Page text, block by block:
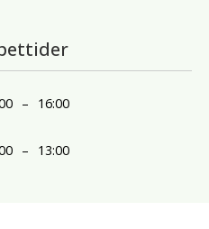
– 16:00
– 13:00